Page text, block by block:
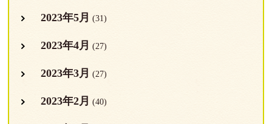
2023年5月 (31)
2023年4月 (27)
2023年3月 (27)
2023年2月 (40)